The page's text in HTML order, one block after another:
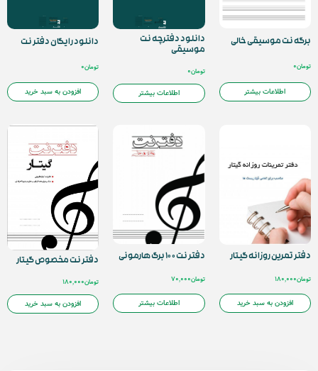
برگه نت موسیقی خالی
تومان0
اطلاعات بیشتر
دانلود دفترچه نت
موسیقی
تومان0
اطلاعات بیشتر
دانلود رایگان دفتر نت
تومان0
افزودن به سبد خرید
دفتر تمرین روزانه گیتار
تومان180,000
افزودن به سبد خرید
دفتر نت ۱۰۰ برگ هارمونی
تومان70,000
اطلاعات بیشتر
دفتر نت مخصوص گیتار
تومان180,000
افزودن به سبد خرید